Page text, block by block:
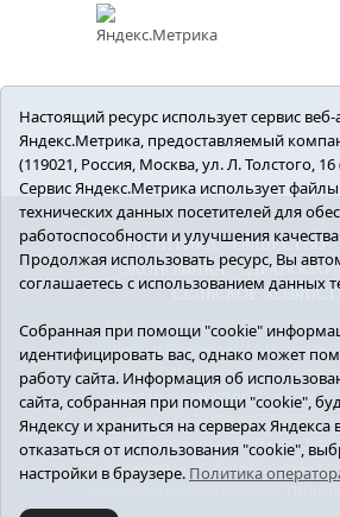
ПОЛИТИКА ОБЩЕСТВО
ЭКОНОМИКА
СЕЛЬСКОЕ
12+ © 2018 Armizon72.ру.
Мелешко Владимир
АНО «ИИЦ «Армизонский
armizon_gazeta@obl72.ru
номер СМИ ЭЛ № ФС77-66939 от
выдано Федеральной службой
сфере связи, информационных
Настоящий ресурс использует сервис
Яндекс.Метрика, предоставляемый
(119021, Россия, Москва, ул. Л. Толстого,
Сервис Яндекс.Метрика использует
технических данных посетителей для
работоспособности и улучшения
Продолжая использовать ресурс, Вы
соглашаетесь с использованием данных
Собранная при помощи "cookie"
идентифицировать вас, однако может
работу сайта. Информация об
сайта, собранная при помощи "cookie",
Яндексу и храниться на серверах
отказаться от использования "cookie",
настройки в браузере. Политика